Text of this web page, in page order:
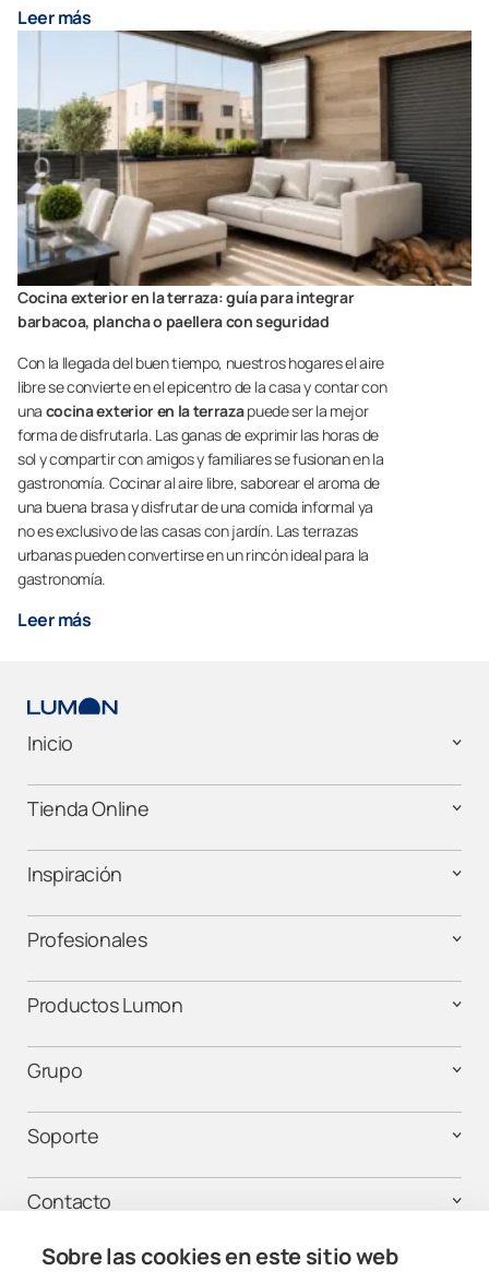
Sobre las cookies en este sitio web
Leer más
Cocina exterior en la terraza: guía para integrar
barbacoa, plancha o paellera con seguridad
Con la llegada del buen tiempo, nuestros hogares el aire
libre se convierte en el epicentro de la casa y contar con
una cocina exterior en la terrazapuede ser la mejor
forma de disfrutarla. Las ganas de exprimir las horas de
sol y compartir con amigos y familiares se fusionan en la
gastronomía. Cocinar al aire libre, saborear el aroma de
una buena brasa y disfrutar de una comida informal ya
no es exclusivo de las casas con jardín. Las terrazas
urbanas pueden convertirse en un rincón ideal para la
gastronomía.
Leer más
Inicio
Tienda Online
Inspiración
Profesionales
Productos Lumon
Grupo
Soporte
Contacto